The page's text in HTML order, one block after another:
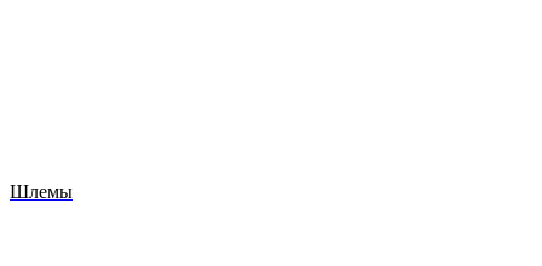
Шлемы